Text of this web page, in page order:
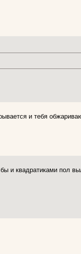
и тебя
и квадратиками пол